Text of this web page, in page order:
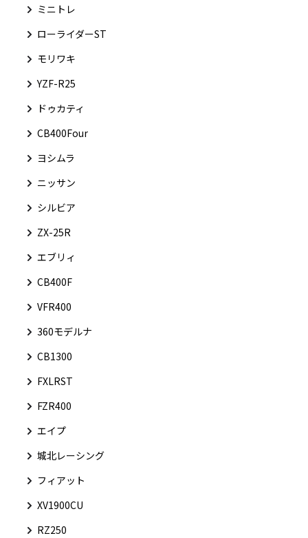
ミニトレ
ローライダーST
モリワキ
YZF-R25
ドゥカティ
CB400Four
ヨシムラ
ニッサン
シルビア
ZX-25R
エブリィ
CB400F
VFR400
360モデルナ
CB1300
FXLRST
FZR400
エイプ
城北レーシング
フィアット
XV1900CU
RZ250